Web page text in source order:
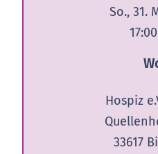
So., 31.
17:00
Hospiz
33617